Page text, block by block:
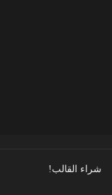
شراء القالب!